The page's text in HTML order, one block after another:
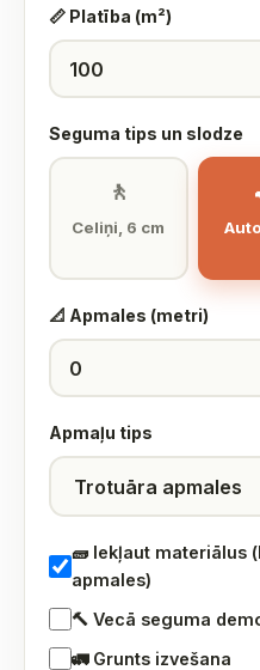
📏 Platība (m²)
Seguma tips un slodze
🚶
Celiņi, 6 cm
📐 Apmales (metri)
Apmaļu tips
🧱 Iekļaut materiālus
apmales)
🔨 Vecā seguma
🚛 Grunts izvešana